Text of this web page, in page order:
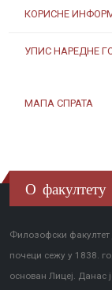
КОРИСНЕ
УПИС НАРЕДНЕ
МАПА СПРАТА
О факултету
Филозофски факултет
почеци сежу у 1838.
основан Лицеј. Данас